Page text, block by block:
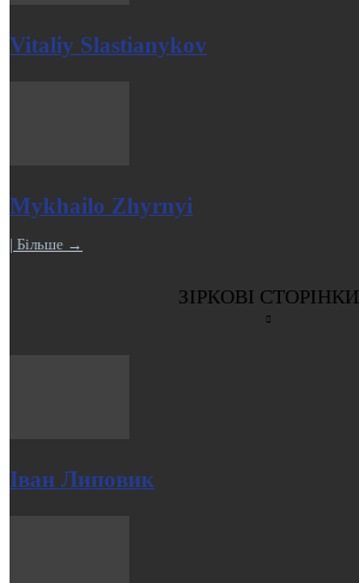
Vitaliy Slastianykov
Mykhailo Zhyrnyi
| Більше →
ЗІРКОВІ СТОРІНКИ
Іван Липовик